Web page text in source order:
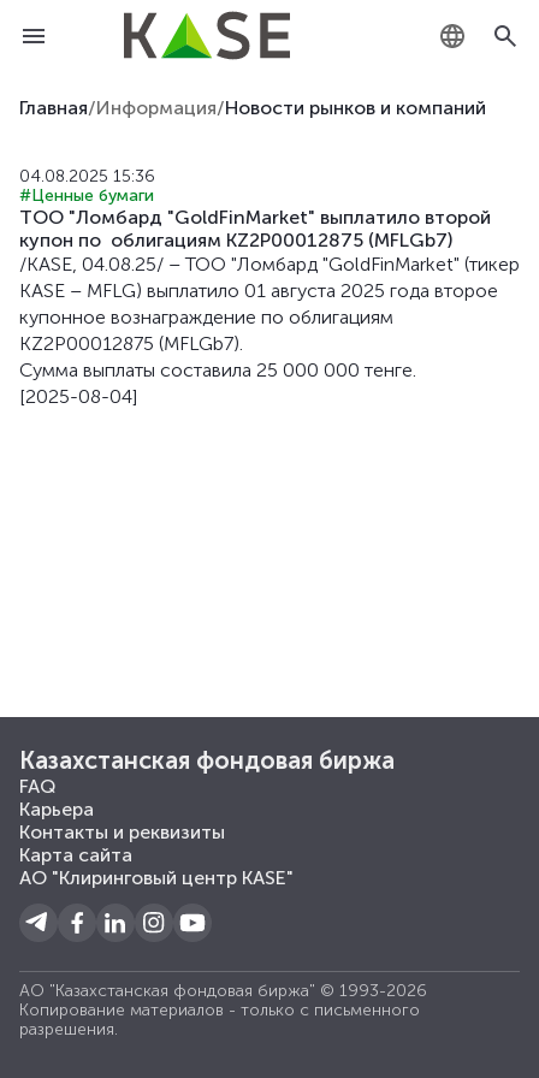
KZ
EN
Главная/Информация/Новости рынков и компаний
04.08.2025 15:36
#Ценные бумаги
ТОО "Ломбард "GoldFinMarket" выплатило второй
купон по облигациям KZ2P00012875 (MFLGb7)
/KASE, 04.08.25/ – ТОО "Ломбард "GoldFinMarket" (тикер
KASE – MFLG) выплатило 01 августа 2025 года второе
купонное вознаграждение по облигациям
KZ2P00012875 (MFLGb7).
Сумма выплаты составила 25 000 000 тенге.
[2025-08-04]
Казахстанская фондовая биржа
FAQ
Карьера
Контакты и реквизиты
Карта сайта
АО "Клиринговый центр KASE"
АО "Казахстанская фондовая биржа" © 1993-2026
Копирование материалов - только с письменного
разрешения.